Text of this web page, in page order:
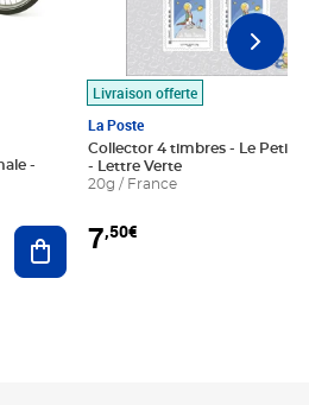
Ajouter au panier
Livraison offerte
La Poste
Collector 4 timbres - Le Petit
- Lettre Verte
20g / France
7,50€